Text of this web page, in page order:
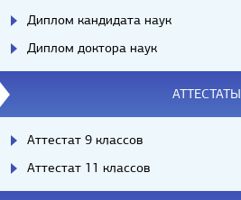
Диплом кандидата наук
Диплом доктора наук
АТТЕСТАТЫ
Аттестат 9 классов
Аттестат 11 классов